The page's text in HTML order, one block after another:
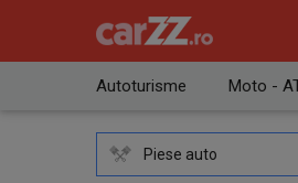
Autoturisme Moto -
Piese auto